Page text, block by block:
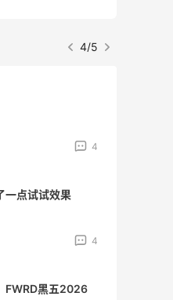
4/5
4
一点试试效果
4
FWRD黑五2026